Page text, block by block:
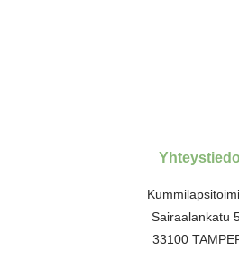
Sairaalankatu
33100